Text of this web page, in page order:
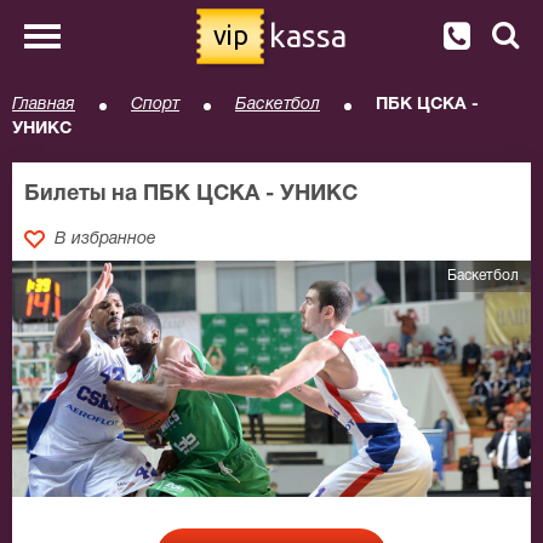
vip kassa
Главная Спорт Баскетбол
ПБК ЦСКА -
УНИКС
Билеты на ПБК ЦСКА - УНИКС
В избранное
Баскетбол